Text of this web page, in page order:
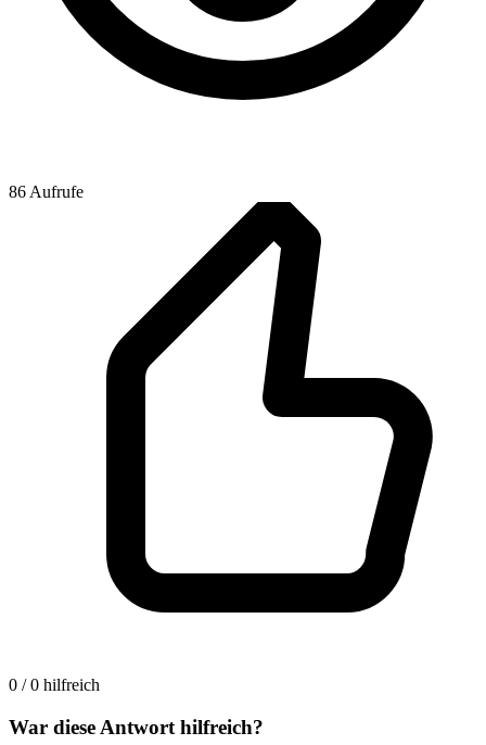
86 Aufrufe
0 / 0 hilfreich
War diese Antwort hilfreich?